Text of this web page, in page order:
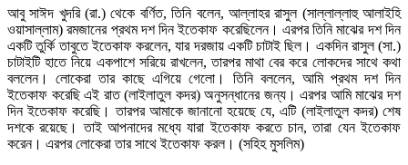
আবু সাঈদ খুদরি (রা.) থেকে বর্ণিত, তিনি বলেন, আল্লাহর রাসুল (সাল্লাল্লাহু আলাইহি
ওয়াসাল্লাম) রমজানের প্রথম দশ দিন ইতেকাফ করেছিলেন। এরপর তিনি মাঝের দশ দিন
একটি তুর্কি তাবুতে ইতেকাফ করলেন, যার দরজায় একটি চাটাই ছিল। একদিন রাসুল (সা.)
চাটাইটি হাতে নিয়ে একপাশে সরিয়ে রাখলেন, তারপর মাথা বের করে লোকদের সাথে কথা
বললেন। লোকেরা তার কাছে এগিয়ে গেলো। তিনি বললেন, আমি প্রথম দশ দিন
ইতেকাফ করেছি এই রাত (লাইলাতুল কদর) অনুসন্ধানের জন্য। এরপর আমি মাঝের দশ
দিন ইতেকাফ করেছি। তারপর আমাকে জানানো হয়েছে যে, এটি (লাইলাতুল কদর) শেষ
দশকে রয়েছে। তাই আপনাদের মধ্যে যারা ইতেকাফ করতে চান, তারা যেন ইতেকাফ
করেন। এরপর লোকেরা তার সাথে ইতেকাফ করল। (সহিহ মুসলিম)